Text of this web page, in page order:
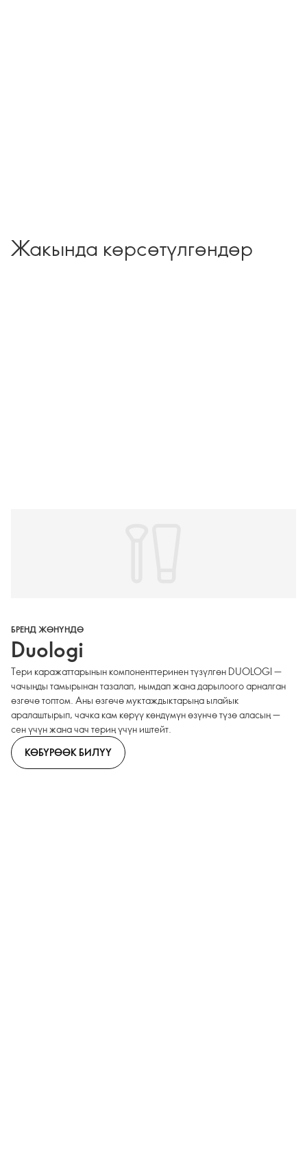
Жакында көрсөтүлгөндөр
БРЕНД ЖӨНҮНДӨ
Duologi
Тери каражаттарынын компоненттеринен түзүлгөн DUOLOGI —
чачыңды тамырынан тазалап, нымдап жана дарылоого арналган
өзгөчө топтом. Аны өзгөчө муктаждыктарыңа ылайык
аралаштырып, чачка кам көрүү көндүмүн өзүнчө түзө аласың —
сен үчүн жана чач териң үчүн иштейт.
КӨБҮРӨӨК БИЛҮҮ